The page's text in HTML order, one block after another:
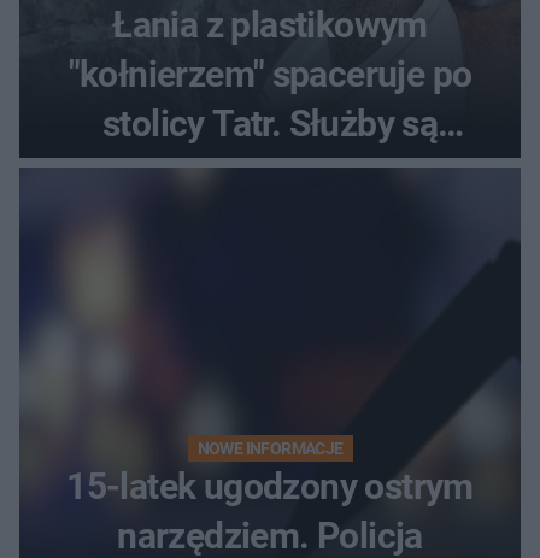
Łania z plastikowym
"kołnierzem" spaceruje po
stolicy Tatr. Służby są
bezradne
NOWE INFORMACJE
15-latek ugodzony ostrym
narzędziem. Policja